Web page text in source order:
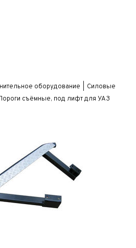
оборудование
Силовые
съёмные, под лифт для УАЗ